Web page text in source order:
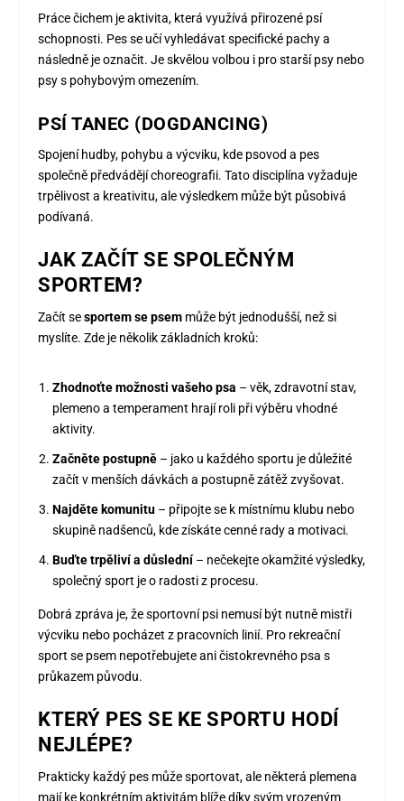
Práce čichem je aktivita, která využívá přirozené psí
schopnosti. Pes se učí vyhledávat specifické pachy a
následně je označit. Je skvělou volbou i pro starší psy nebo
psy s pohybovým omezením.
PSÍ TANEC (DOGDANCING)
Spojení hudby, pohybu a výcviku, kde psovod a pes
společně předvádějí choreografii. Tato disciplína vyžaduje
trpělivost a kreativitu, ale výsledkem může být působivá
podívaná.
JAK ZAČÍT SE SPOLEČNÝM
SPORTEM?
Začít sesportem se psem může být jednodušší, než si
myslíte. Zde je několik základních kroků:
Zhodnoťte možnosti vašeho psa – věk, zdravotní stav,
plemeno a temperament hrají roli při výběru vhodné
aktivity.
Začněte postupně – jako u každého sportu je důležité
začít v menších dávkách a postupně zátěž zvyšovat.
Najděte komunitu – připojte se k místnímu klubu nebo
skupině nadšenců, kde získáte cenné rady a motivaci.
Buďte trpěliví a důslední– nečekejte okamžité výsledky,
společný sport je o radosti z procesu.
Dobrá zpráva je, že sportovní psi nemusí být nutně mistři
výcviku nebo pocházet z pracovních linií. Pro rekreační
sport se psem nepotřebujete ani čistokrevného psa s
průkazem původu.
KTERÝ PES SE KE SPORTU HODÍ
NEJLÉPE?
Prakticky každý pes může sportovat, ale některá plemena
mají ke konkrétním aktivitám blíže díky svým vrozeným